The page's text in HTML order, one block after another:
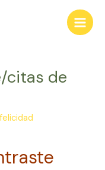
Main
citas de